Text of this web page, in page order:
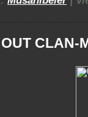
CLAN-